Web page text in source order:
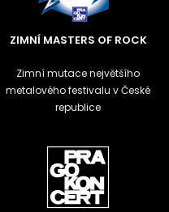
ZIMNÍ MASTERS OF ROCK
Zimní mutace největšího
metalového festivalu v České
republice